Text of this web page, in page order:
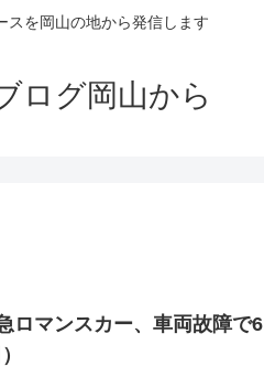
スを岡山の地から発信します
ログ岡山から
ロマンスカー、車両故障で6